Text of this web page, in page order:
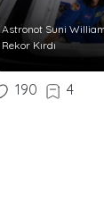
Astronot Suni
Rekor Kırdı
190 4